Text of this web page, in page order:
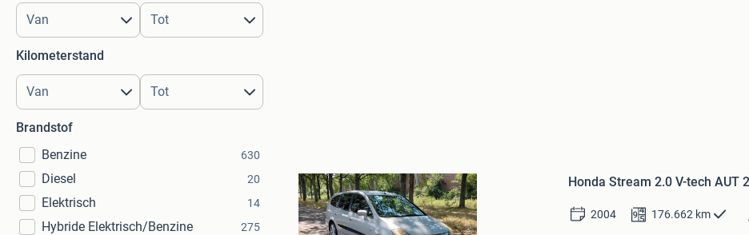
Kilometerstand
Brandstof
Benzine
630
Diesel 20
Elektrisch 14
Hybride Elektrisch/Benzine 275
Mijn
Favorieten
Honda Stream 2.0 V-tech AUT
2004 176.662 km